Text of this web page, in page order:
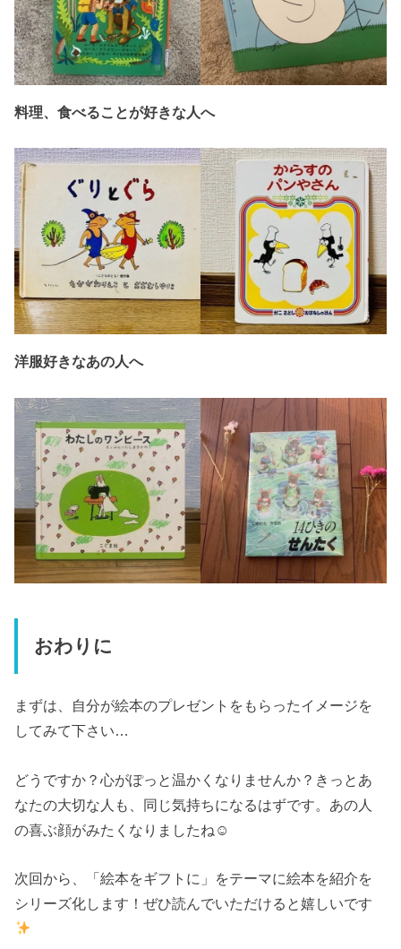
料理、食べることが好きな人へ
洋服好きなあの人へ
おわりに
まずは、自分が絵本のプレゼントをもらったイメージを
してみて下さい…
どうですか？心がぽっと温かくなりませんか？きっとあ
なたの大切な人も、同じ気持ちになるはずです。あの人
の喜ぶ顔がみたくなりましたね☺︎
次回から、「絵本をギフトに」をテーマに絵本を紹介を
シリーズ化します！ぜひ読んでいただけると嬉しいです